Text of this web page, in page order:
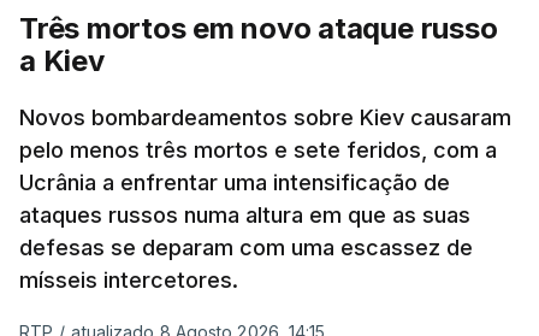
militares e ainda a aplicação de tarifas até 500%
sobre as exportações russas.
ERROR ON HTML5 MEDIA ELEMENT
ESTE CONTEÚDO ESTÁ NESTE
MOMENTO INDISPONÍVEL
Três mortos em novo ataque russo
a Kiev
Novos bombardeamentos sobre Kiev causaram
pelo menos três mortos e sete feridos, com a
Ucrânia a enfrentar uma intensificação de
ataques russos numa altura em que as suas
defesas se deparam com uma escassez de
mísseis intercetores.
RTP / atualizado 8 Agosto 2026, 14:15